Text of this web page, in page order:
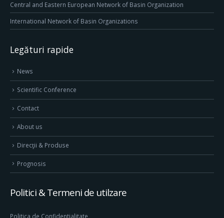
Central and Eastern European Network of Basin Organization
International Network of Basin Organizations
Legături rapide
News
Scientific Conference
Contact
About us
Direcţii & Produse
Prognosis
Politici & Termeni de utilzare
Politica de Confidentialitate